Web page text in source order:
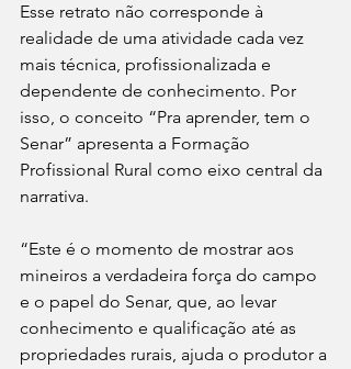
Esse retrato não corresponde à
realidade de uma atividade cada vez
mais técnica, profissionalizada e
dependente de conhecimento. Por
isso, o conceito “Pra aprender, tem o
Senar” apresenta a Formação
Profissional Rural como eixo central da
narrativa.
“Este é o momento de mostrar aos
mineiros a verdadeira força do campo
e o papel do Senar, que, ao levar
conhecimento e qualificação até as
propriedades rurais, ajuda o produtor a